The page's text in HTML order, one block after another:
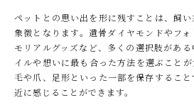
ペットとの思い出を形に残すことは、飼
象徴となります。遺骨ダイヤモンドやフ
モリアルグッズなど、多くの選択肢があ
イルや想いに最も合った方法を選ぶこと
毛や爪、足形といった一部を保存するこ
近に感じることができます。